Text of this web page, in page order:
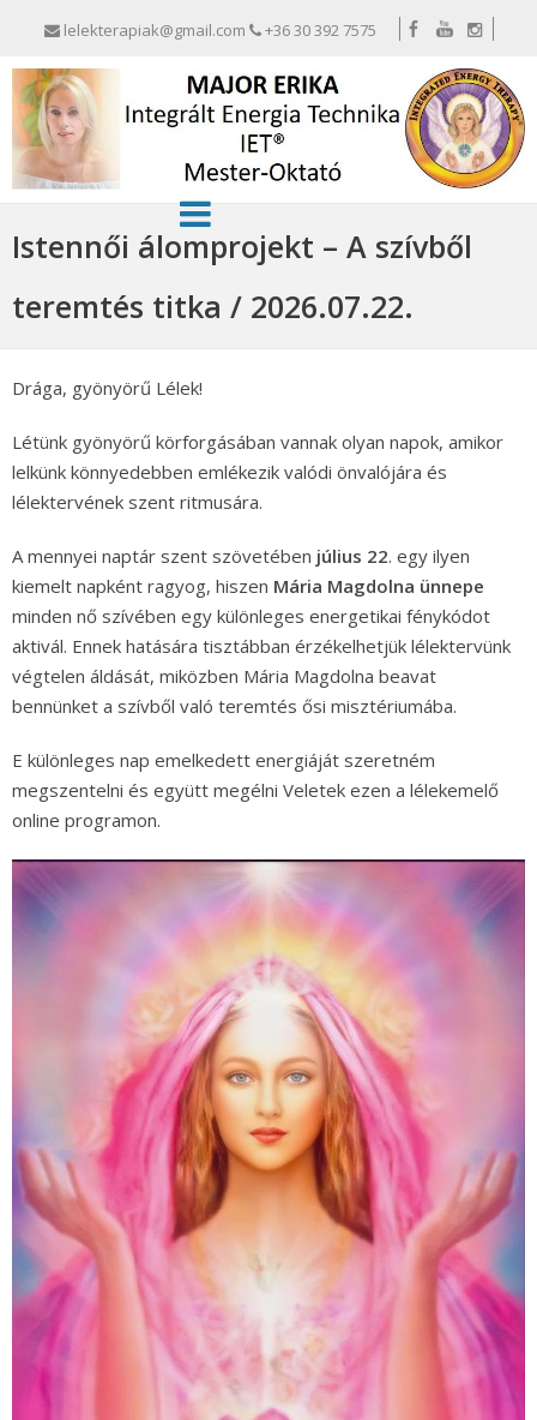
lelekterapiak@gmail.com +36 30 392 7575
Istennői álomprojekt – A szívből
teremtés titka / 2026.07.22.
Drága, gyönyörű Lélek!
Létünk gyönyörű körforgásában vannak olyan napok, amikor
lelkünk könnyedebben emlékezik valódi önvalójára és
lélektervének szent ritmusára.
A mennyei naptár szent szövetében július 22. egy ilyen
kiemelt napként ragyog, hiszen Mária Magdolna ünnepe
minden nő szívében egy különleges energetikai fénykódot
aktivál. Ennek hatására tisztábban érzékelhetjük lélektervünk
végtelen áldását, miközben Mária Magdolna beavat
bennünket a szívből való teremtés ősi misztériumába.
E különleges nap emelkedett energiáját szeretném
megszentelni és együtt megélni Veletek ezen a lélekemelő
online programon.